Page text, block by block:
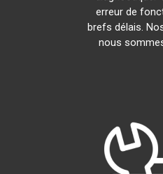
erreur de
brefs délais.
nous